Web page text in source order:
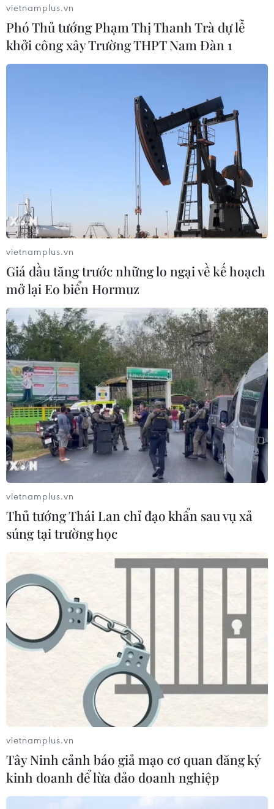
TIN CÙNG CHUYÊN MỤC
vietnamplus.vn
Phó Thủ tướng Phạm Thị Thanh Trà dự lễ
khởi công xây Trường THPT Nam Đàn 1
vietnamplus.vn
Giá dầu tăng trước những lo ngại về kế hoạch
mở lại Eo biển Hormuz
vietnamplus.vn
Thủ tướng Thái Lan chỉ đạo khẩn sau vụ xả
súng tại trường học
vietnamplus.vn
Tây Ninh cảnh báo giả mạo cơ quan đăng ký
kinh doanh để lừa đảo doanh nghiệp